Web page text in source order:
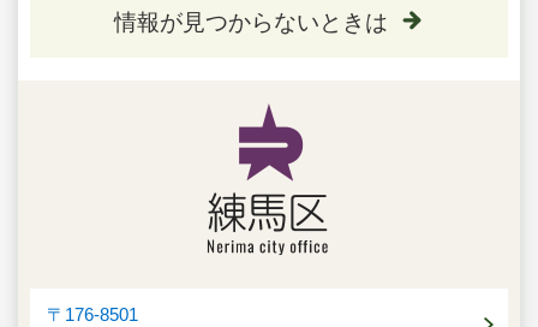
情報が見つからないときは
〒176-8501